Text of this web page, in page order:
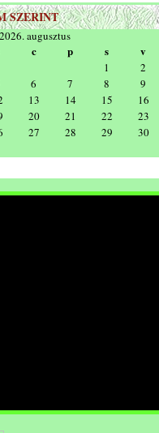
SZERINT
2026. augusztus
c p s v
1
2
6 7 8
9
13 14 15
16
20 21 22
23
27 28 29
30